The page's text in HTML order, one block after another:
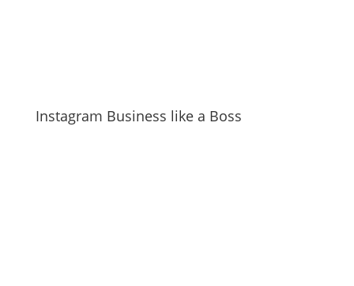
Instagram Business like a Boss